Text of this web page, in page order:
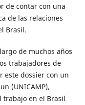
de contar con una
de las relaciones
Brasil.
de muchos años
trabajadores de
este dossier con un
(UNICAMP),
trabajo en el Brasil